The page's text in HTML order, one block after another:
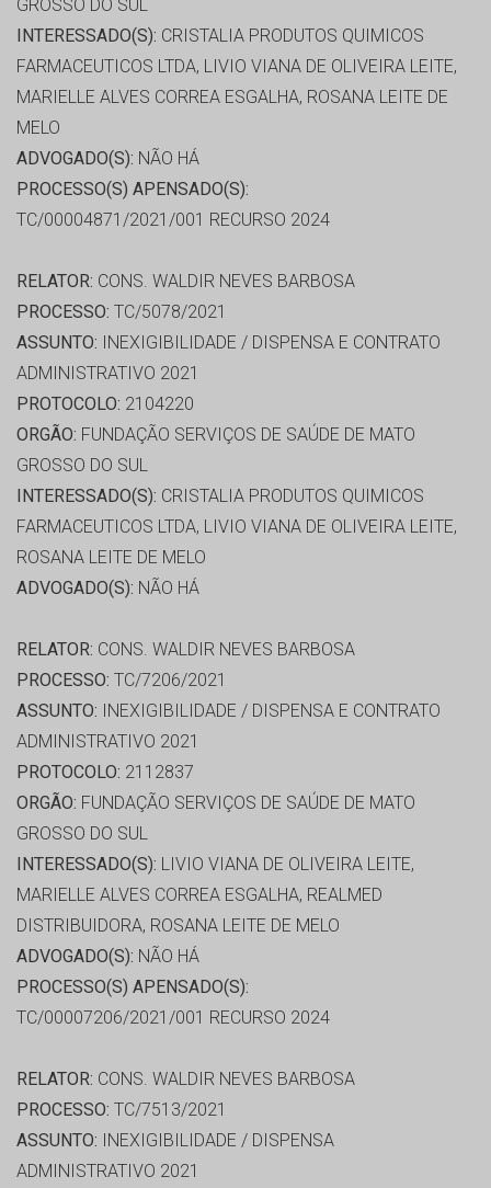
GROSSO DO SUL
INTERESSADO(S): CRISTALIA PRODUTOS QUIMICOS
FARMACEUTICOS LTDA, LIVIO VIANA DE OLIVEIRA LEITE,
MARIELLE ALVES CORREA ESGALHA, ROSANA LEITE DE
MELO
ADVOGADO(S): NÃO HÁ
PROCESSO(S) APENSADO(S):
TC/00004871/2021/001 RECURSO 2024
RELATOR: CONS. WALDIR NEVES BARBOSA
PROCESSO: TC/5078/2021
ASSUNTO: INEXIGIBILIDADE / DISPENSA E CONTRATO
ADMINISTRATIVO 2021
PROTOCOLO: 2104220
ORGÃO: FUNDAÇÃO SERVIÇOS DE SAÚDE DE MATO
GROSSO DO SUL
INTERESSADO(S): CRISTALIA PRODUTOS QUIMICOS
FARMACEUTICOS LTDA, LIVIO VIANA DE OLIVEIRA LEITE,
ROSANA LEITE DE MELO
ADVOGADO(S): NÃO HÁ
RELATOR: CONS. WALDIR NEVES BARBOSA
PROCESSO: TC/7206/2021
ASSUNTO: INEXIGIBILIDADE / DISPENSA E CONTRATO
ADMINISTRATIVO 2021
PROTOCOLO: 2112837
ORGÃO: FUNDAÇÃO SERVIÇOS DE SAÚDE DE MATO
GROSSO DO SUL
INTERESSADO(S): LIVIO VIANA DE OLIVEIRA LEITE,
MARIELLE ALVES CORREA ESGALHA, REALMED
DISTRIBUIDORA, ROSANA LEITE DE MELO
ADVOGADO(S): NÃO HÁ
PROCESSO(S) APENSADO(S):
TC/00007206/2021/001 RECURSO 2024
RELATOR: CONS. WALDIR NEVES BARBOSA
PROCESSO: TC/7513/2021
ASSUNTO: INEXIGIBILIDADE / DISPENSA
ADMINISTRATIVO 2021